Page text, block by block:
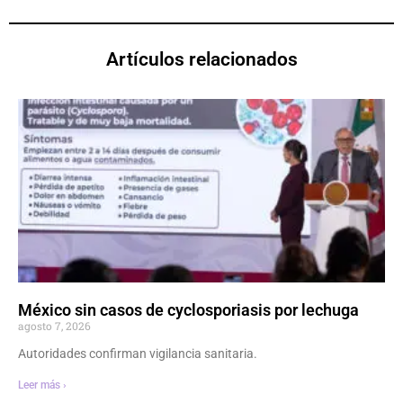
Artículos relacionados
México sin casos de cyclosporiasis por lechuga
agosto 7, 2026
Autoridades confirman vigilancia sanitaria.
Leer más ›